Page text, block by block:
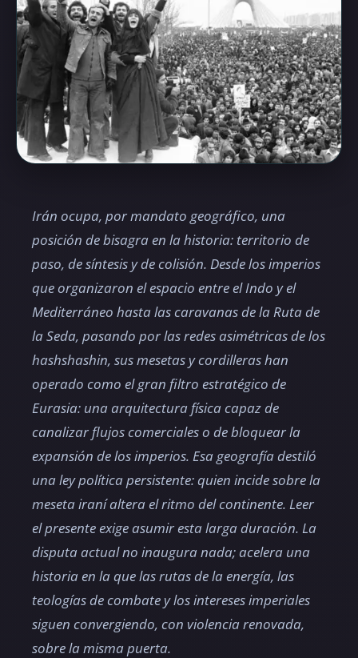
Irán ocupa, por mandato geográfico, una
posición de bisagra en la historia: territorio de
paso, de síntesis y de colisión. Desde los imperios
que organizaron el espacio entre el Indo y el
Mediterráneo hasta las caravanas de la Ruta de
la Seda, pasando por las redes asimétricas de los
hashshashin, sus mesetas y cordilleras han
operado como el gran filtro estratégico de
Eurasia: una arquitectura física capaz de
canalizar flujos comerciales o de bloquear la
expansión de los imperios. Esa geografía destiló
una ley política persistente: quien incide sobre la
meseta iraní altera el ritmo del continente. Leer
el presente exige asumir esta larga duración. La
disputa actual no inaugura nada; acelera una
historia en la que las rutas de la energía, las
teologías de combate y los intereses imperiales
siguen convergiendo, con violencia renovada,
sobre la misma puerta.